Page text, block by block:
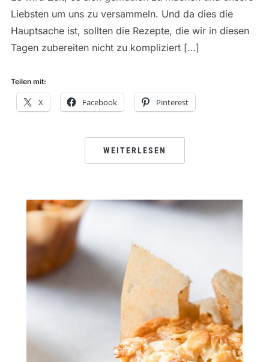
Liebsten um uns zu versammeln. Und da dies die
Hauptsache ist, sollten die Rezepte, die wir in diesen
Tagen zubereiten nicht zu kompliziert […]
Teilen mit:
X Facebook Pinterest
WEITERLESEN